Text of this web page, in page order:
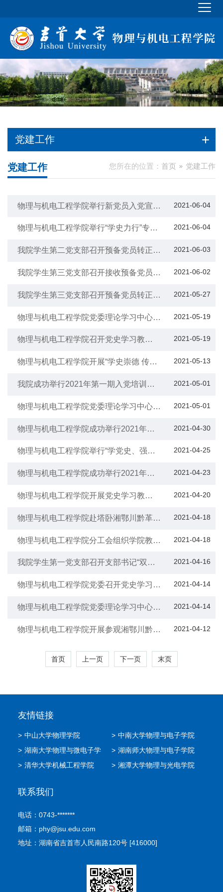
党建工作
您所在的位置： 首页 党建工作
党建工作
2021-06-04
物理与机电工程学院举行新党员入党宣誓
2021-06-04
物理与机电工程学院举行“学史力行”专题
2021-06-03
我院学生第二党支部召开预备党员转正大
2021-06-02
我院学生第三党支部召开接收预备党员大
2021-05-27
我院学生第三党支部召开预备党员转正大
2021-05-19
物理与机电工程学院党委理论学习中心组
2021-05-19
物理与机电工程学院召开党史学习教
2021-05-13
物理与机电工程学院开展“学史崇德 传承
2021-05-01
我院成功举行2021年第一期入党培训班
2021-05-01
物理与机电工程学院党委理论学习中心组
2021-04-30
物理与机电工程学院成功举行2021年第
2021-04-25
物理与机电工程学院举行“学党史、强信
2021-04-23
物理与机电工程学院成功举行2021年第
2021-04-20
物理与机电工程学院开展党史学习教
2021-04-18
物理与机电工程学院赴塔卧湘鄂川黔革命
学习
2021-04-18
物理与机电工程学院分工会组织学院教师
动
2021-04-16
我院学生第一党支部召开支部书记“双述
2021-04-14
物理与机电工程学院党委召开党史学习教
2021-04-14
物理与机电工程学院党委理论学习中心组
2021-04-12
物理与机电工程学院开展参观湘鄂川黔革
首页 上一页 下一页 末页
友情链接
> 中山大学物理学院 > 中南大学物理与电子学院
> 湖南大学物理与微电子学
院
> 湖南师大物理与电子学院
> 清华大学机械工程学院 > 湘潭大学物理与光电学院
联系我们
电话：0743-*******
邮箱：phy@jsu.edu.com
地址：湖南省吉首市人民南路120号 [416000]